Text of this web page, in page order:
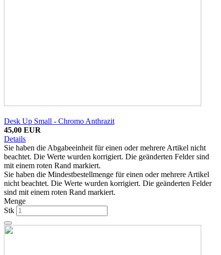
Desk Up Small - Chromo Anthrazit
45,00 EUR
Details
Sie haben die Abgabeeinheit für einen oder mehrere Artikel nicht
beachtet. Die Werte wurden korrigiert. Die geänderten Felder sind
mit einem roten Rand markiert.
Sie haben die Mindestbestellmenge für einen oder mehrere Artikel
nicht beachtet. Die Werte wurden korrigiert. Die geänderten Felder
sind mit einem roten Rand markiert.
Menge
Stk